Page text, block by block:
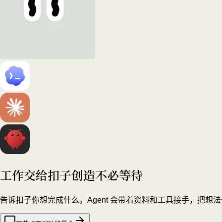
工作交给扣子创造不必等待
告诉扣子你想完成什么。Agent 会带着资料和工具接手，把想法